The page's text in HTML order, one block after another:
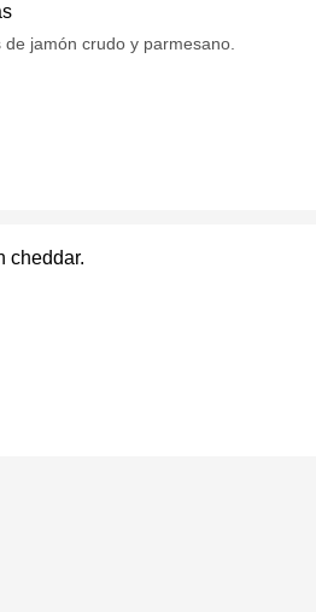
de jamón crudo y parmesano.
cheddar.